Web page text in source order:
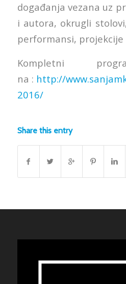
događanja vezana uz
i autora, okrugli
performansi,
Kompletni
na : http://
2016/
Share this entry